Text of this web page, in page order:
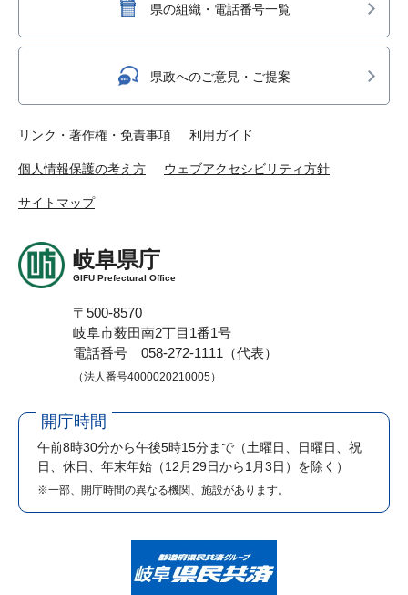
県の組織・電話番号一覧
県政へのご意見・ご提案
リンク・著作権・免責事項 利用ガイド
個人情報保護の考え方 ウェブアクセシビリティ方針
サイトマップ
岐阜県庁
GIFU Prefectural Office
〒500-8570
岐阜市薮田南2丁目1番1号
電話番号 058-272-1111（代表）
（法人番号4000020210005）
開庁時間
午前8時30分から午後5時15分まで （土曜日、日曜日、祝
日、休日、年末年始（12月29日から1月3日）を除く）
※一部、開庁時間の異なる機関、施設があります。